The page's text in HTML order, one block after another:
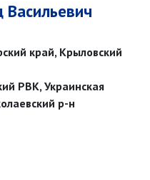
Васильевич
край, Крыловский
РВК, Украинская
р-н